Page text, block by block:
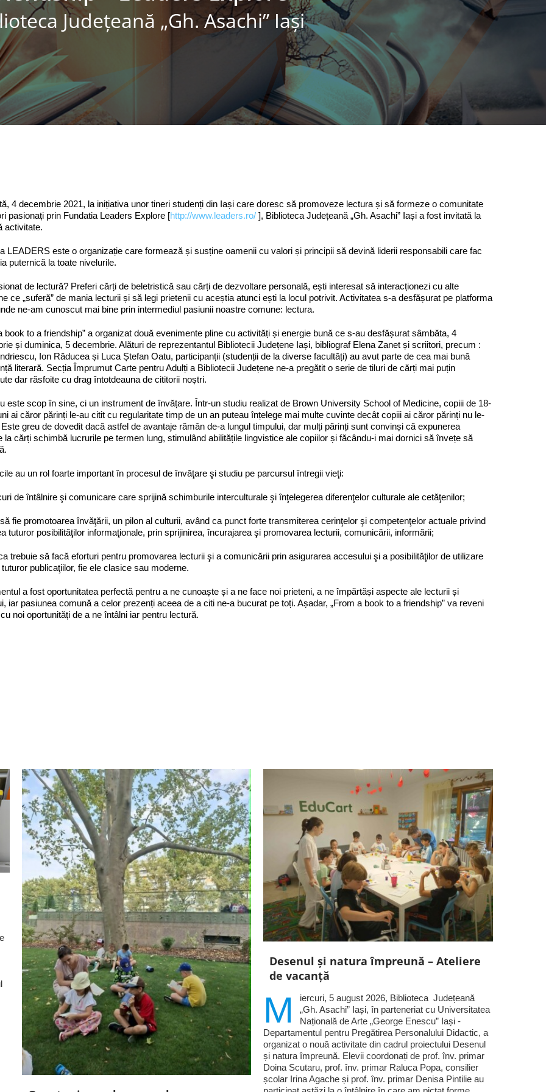
Judeţeană „Gh. Asachi” Iaşi
4 decembrie 2021, la inițiativa unor tineri studenți din Iași care doresc să promoveze lectura și să formeze o comunitate
pasionați prin Fundatia Leaders Explore [http://www.leaders.ro/ ], Biblioteca Județeană „Gh. Asachi” Iași a fost invitată la
activitate.
LEADERS este o organizație care formează și susține oamenii cu valori și principii să devină liderii responsabili care fac
puternică la toate nivelurile.
de lectură? Preferi cărți de beletristică sau cărți de dezvoltare personală, ești interesat să interacționezi cu alte
ce „suferă” de mania lecturii și să legi prietenii cu aceștia atunci ești la locul potrivit. Activitatea s-a desfășurat pe platforma
ne-am cunoscut mai bine prin intermediul pasiunii noastre comune: lectura.
book to a friendship” a organizat două evenimente pline cu activități și energie bună ce s-au desfășurat sâmbăta, 4
și duminica, 5 decembrie. Alături de reprezentantul Bibliotecii Județene Iași, bibliograf Elena Zanet și scriitori, precum :
Ion Răducea și Luca Ștefan Oatu, participanții (studenții de la diverse facultăți) au avut parte de cea mai bună
literară. Secția Împrumut Carte pentru Adulți a Bibliotecii Județene ne-a pregătit o serie de tiluri de cărți mai puțin
dar răsfoite cu drag întotdeauna de cititorii noștri.
este scop în sine, ci un instrument de învățare. Într-un studiu realizat de Brown University School of Medicine, copiii de 18-
ai căror părinți le-au citit cu regularitate timp de un an puteau înțelege mai multe cuvinte decât copiii ai căror părinți nu le-
greu de dovedit dacă astfel de avantaje rămân de-a lungul timpului, dar mulți părinți sunt convinși că expunerea
la cărți schimbă lucrurile pe termen lung, stimulând abilitățile lingvistice ale copiilor și făcându-i mai dornici să învețe să
au un rol foarte important în procesul de învăţare şi studiu pe parcursul întregii vieţi:
de întâlnire şi comunicare care sprijină schimburile interculturale şi înţelegerea diferenţelor culturale ale cetăţenilor;
fie promotoarea învăţării, un pilon al culturii, având ca punct forte transmiterea cerinţelor şi competenţelor actuale privind
tuturor posibilităţilor informaţionale, prin sprijinirea, încurajarea şi promovarea lecturii, comunicării, informării;
trebuie să facă eforturi pentru promovarea lecturii şi a comunicării prin asigurarea accesului şi a posibilităţilor de utilizare
tuturor publicaţiilor, fie ele clasice sau moderne.
a fost oportunitatea perfectă pentru a ne cunoaște și a ne face noi prieteni, a ne împărtăși aspecte ale lecturii și
iar pasiunea comună a celor prezenți aceea de a citi ne-a bucurat pe toți. Așadar, „From a book to a friendship” va reveni
noi oportunități de a ne întâlni iar pentru lectură.
Desenul și natura împreună – Ateliere
de vacanță
M
iercuri, 5 august 2026, Biblioteca Județeană
„Gh. Asachi” Iași, în parteneriat cu Universitatea
Națională de Arte „George Enescu” Iași -
Departamentul pentru Pregătirea Personalului Didactic, a
organizat o nouă activitate din cadrul proiectului Desenul
și natura împreună. Elevii coordonați de prof. înv. primar
Doina Scutaru, prof. înv. primar Raluca Popa, consilier
școlar Irina Agache și prof. înv. primar Denisa Pintilie au